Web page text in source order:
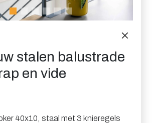
stalen balustrade
en vide
40x10 staal met 3 knieregels